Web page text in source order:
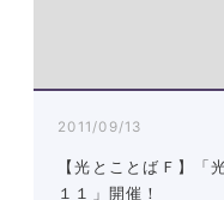
2011/09/13
【光とことばＦ】「
１１」開催！